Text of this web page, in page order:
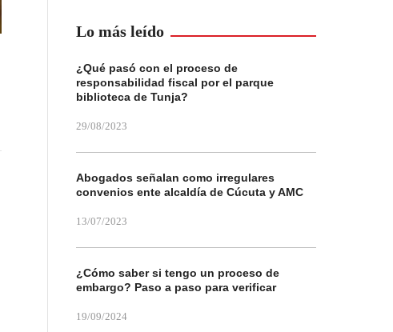
Lo más leído
¿Qué pasó con el proceso de
responsabilidad fiscal por el parque
biblioteca de Tunja?
29/08/2023
Abogados señalan como irregulares
convenios ente alcaldía de Cúcuta y AMC
13/07/2023
¿Cómo saber si tengo un proceso de
embargo? Paso a paso para verificar
19/09/2024